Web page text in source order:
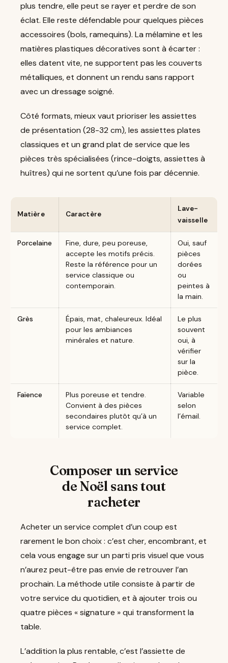
plus tendre, elle peut se rayer et perdre de son
éclat. Elle reste défendable pour quelques pièces
accessoires (bols, ramequins). La mélamine et les
matières plastiques décoratives sont à écarter :
elles datent vite, ne supportent pas les couverts
métalliques, et donnent un rendu sans rapport
avec un dressage soigné.
Côté formats, mieux vaut prioriser les assiettes
de présentation (28-32 cm), les assiettes plates
classiques et un grand plat de service que les
pièces très spécialisées (rince-doigts, assiettes à
huîtres) qui ne sortent qu’une fois par décennie.
Matière Caractère
Lave-
vaisselle
Porcelaine
Fine, dure, peu poreuse,
accepte les motifs précis.
Reste la référence pour un
service classique ou
contemporain.
Oui, sauf
pièces
dorées
ou
peintes à
la main.
Grès
Épais, mat, chaleureux. Idéal
pour les ambiances
minérales et nature.
Le plus
souvent
oui, à
vérifier
sur la
pièce.
Faïence
Plus poreuse et tendre.
Convient à des pièces
secondaires plutôt qu’à un
service complet.
Variable
selon
l’émail.
Composer un service
de Noël sans tout
racheter
Acheter un service complet d’un coup est
rarement le bon choix : c’est cher, encombrant, et
cela vous engage sur un parti pris visuel que vous
n’aurez peut-être pas envie de retrouver l’an
prochain. La méthode utile consiste à partir de
votre service du quotidien, et à ajouter trois ou
quatre pièces « signature » qui transforment la
table.
L’addition la plus rentable, c’est l’assiette de